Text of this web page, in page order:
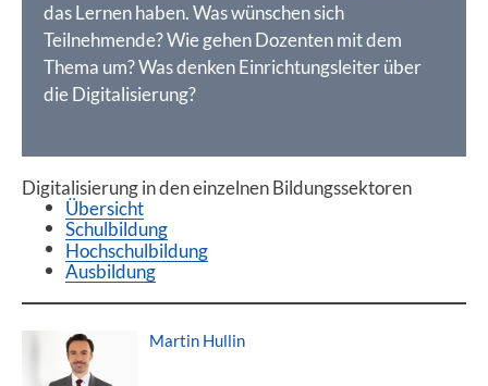
das Lernen haben. Was wünschen sich
Teilnehmende? Wie gehen Dozenten mit dem
Thema um? Was denken Einrichtungsleiter über
die Digitalisierung?
Digitalisierung in den einzelnen Bildungssektoren
Übersicht
Schulbildung
Hochschulbildung
Ausbildung
Martin Hullin